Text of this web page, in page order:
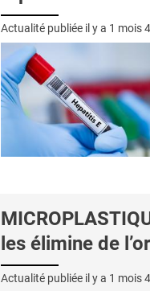
Actualité publiée il y a 1 mois
les élimine de
Actualité publiée il y a 1 mois